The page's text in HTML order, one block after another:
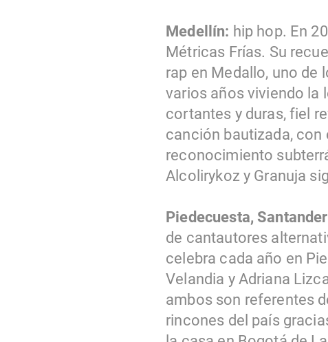
Medellín: hip hop. En
Métricas Frías. Su
rap en Medallo, uno de
varios años viviendo la
cortantes y duras, fiel
canción bautizada, con
reconocimiento
Alcolirykoz y Granuja
Piedecuesta,
de cantautores
celebra cada año en
Velandia y Adriana
ambos son referentes
rincones del país